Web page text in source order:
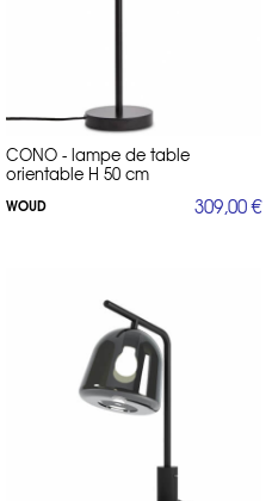
CONO - lampe de table
orientable H 50 cm
WOUD 309,00 €